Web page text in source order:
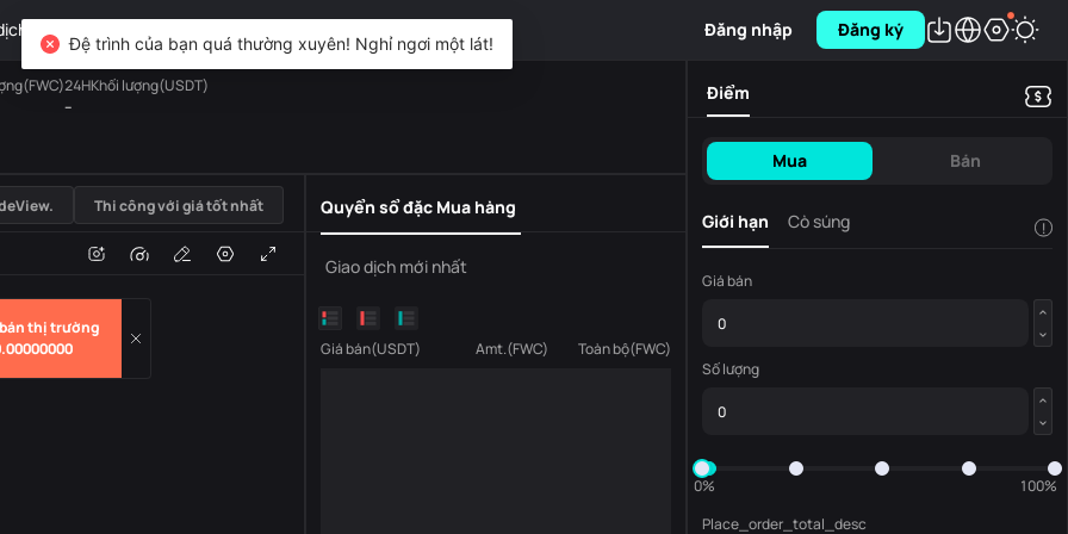
TradFi Đăng nhập Đăng ký
thị trường
24HKhối lượng(USDT)
--
USDT
Âm lượng
Thi công với giá tốt nhất Quyển sổ đặc Mua hàng
Giao dịch mới nhất
Giá bán(USDT) Amt.(FWC) Toàn bộ(FWC)
Điểm
Mua Bán
Giới hạn Cò súng !
Giá bán
Số lượng
0%
100%
Place_order_total_desc
Đệ trình của bạn quá thường xuyên! Nghỉ ngơi một lát!